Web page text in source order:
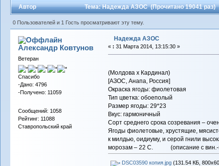
Автор Тема: Надежда АЗОС (Прочитано 19041 раз)
0 Пользователей и 1 Гость просматривают эту тему.
Александр Ковтунов
Ветеран
Спасибо
-Дано: 4796
-Получено: 11059
Сообщений: 1058
Рейтинг: 11088
Ставропольский край
Надежда АЗОС
« : 31 Марта 2014, 13:15:30 »
(Молдова x Кардинал)
[АЗОС, Анапа, Россия]
Окраска ягоды: фиолетовая
Тип цветка: обоеполый
Размер ягоды: 29*23
Вкус: гармоничный
Сорт среднего срока созревания –
Ягоды фиолетовые, хрустящие,
к милдью, оидиуму, и серой гнили
морозам – 22 С. (описание с вин.-
DSC03590 копия.jpg(131.54 КБ,